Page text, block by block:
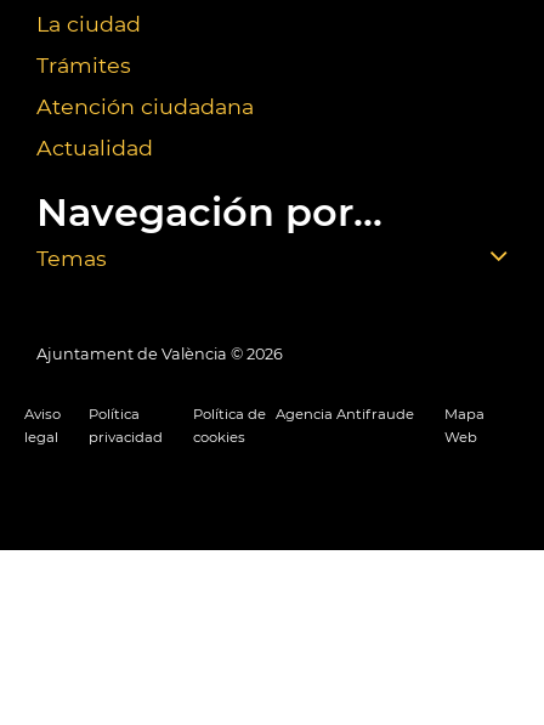
La ciudad
Trámites
Atención ciudadana
Actualidad
Navegación por...
Temas
Ajuntament de València © 2026
Aviso
legal
Política
privacidad
Política de
cookies
Agencia Antifraude
Mapa
Web